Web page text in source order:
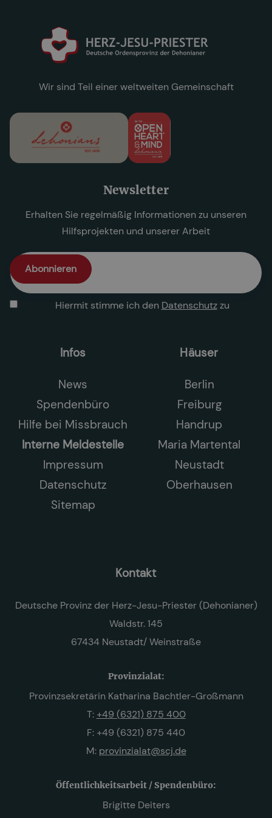
Wir sind Teil einer weltweiten Gemeinschaft
Newsletter
Erhalten Sie regelmäßig Informationen zu unseren
Hilfsprojekten und unserer Arbeit
Hiermit stimme ich den Datenschutzzu
Infos
News
Spendenbüro
Hilfe bei Missbrauch
Interne Meldestelle
Impressum
Datenschutz
Sitemap
Häuser
Berlin
Freiburg
Handrup
Maria Martental
Neustadt
Oberhausen
Kontakt
Deutsche Provinz der Herz-Jesu-Priester (Dehonianer)
Waldstr. 145
67434 Neustadt/ Weinstraße
Provinzialat:
Provinzsekretärin Katharina Bachtler-Großmann
T: +49 (6321) 875 400
F: +49 (6321) 875 440
M: provinzialat@scj.de
Öffentlichkeitsarbeit / Spendenbüro:
Brigitte Deiters